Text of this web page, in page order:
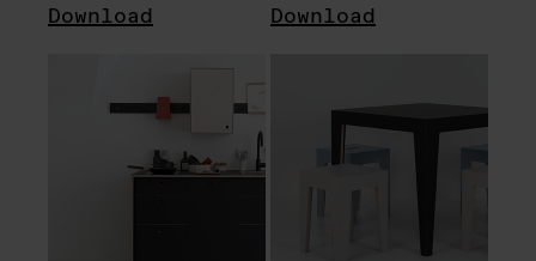
Download Download